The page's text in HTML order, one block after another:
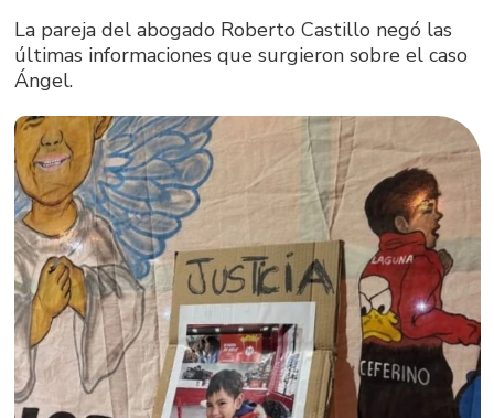
La pareja del abogado Roberto Castillo negó las
últimas informaciones que surgieron sobre el caso
Ángel.